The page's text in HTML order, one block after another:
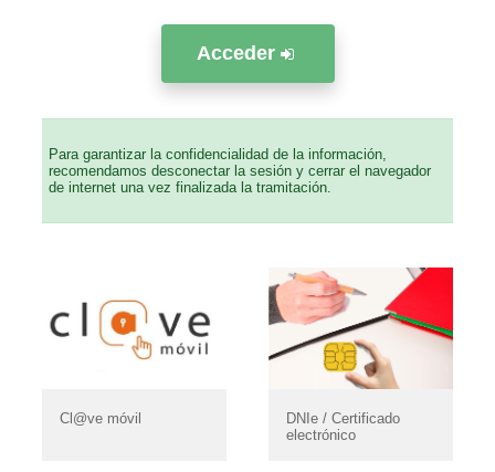
Acceder
Para garantizar la confidencialidad de la información,
recomendamos desconectar la sesión y cerrar el navegador
de internet una vez finalizada la tramitación.
Cl@ve móvil
DNIe / Certificado
electrónico